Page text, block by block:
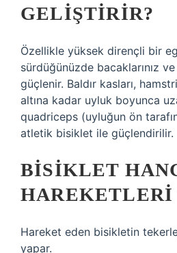
GELIŞTIRIR?
Özellikle yüksek dirençli bir
sürdüğünüzde bacaklarınız
güçlenir. Baldır kasları,
altına kadar uyluk boyunca
quadriceps (uyluğun ön
atletik bisiklet ile güçlendirilir.
BISIKLET
HAREKETLERI
Hareket eden bisikletin
yapar.